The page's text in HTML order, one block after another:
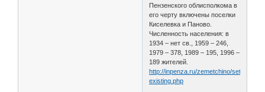
Пензенского облисполкома в
его черту включены поселки
Киселевка и Паново.
Численность населения: в
1934 – нет св., 1959 – 246,
1979 – 378, 1989 – 195, 1996 –
189 жителей.
http://inpenza.ru/zemetchino/
existing.php